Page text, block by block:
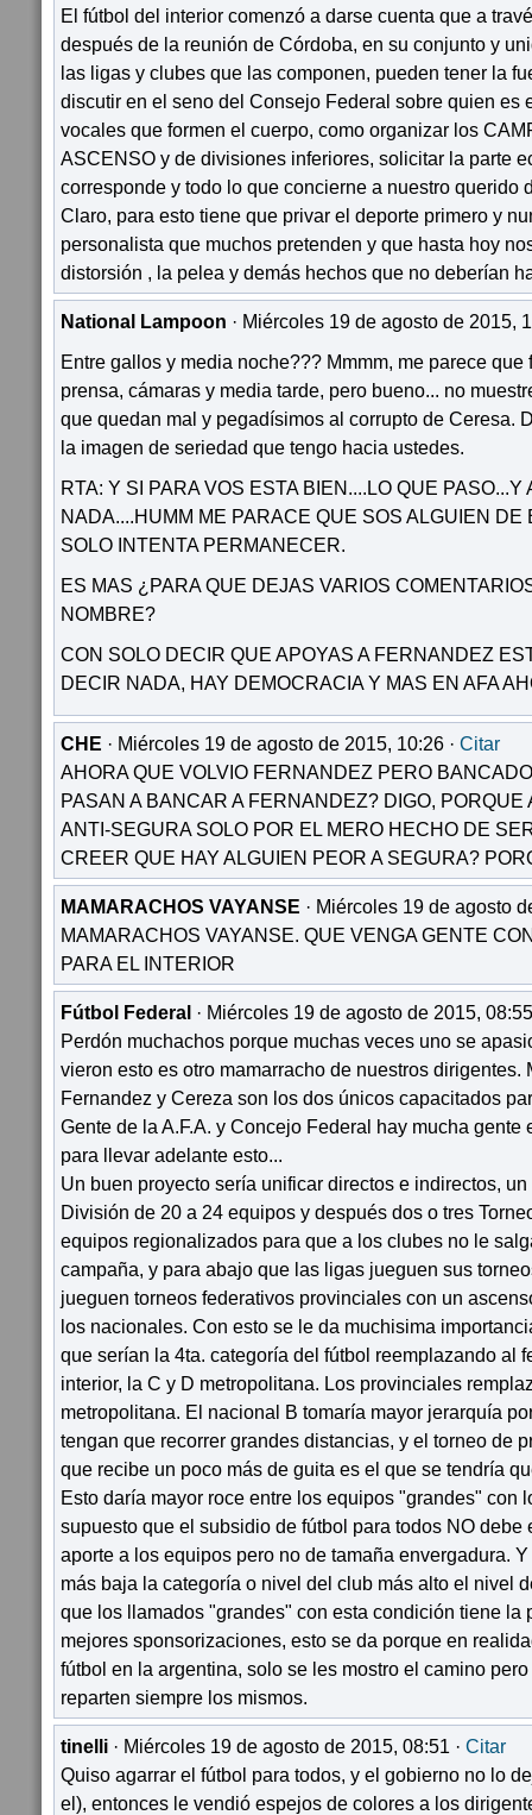
El fútbol del interior comenzó a darse cuenta que a
después de la reunión de Córdoba, en su conjunto y
las ligas y clubes que las componen, pueden tener la
discutir en el seno del Consejo Federal sobre quien es
vocales que formen el cuerpo, como organizar los
ASCENSO y de divisiones inferiores, solicitar la parte
corresponde y todo lo que concierne a nuestro querido
Claro, para esto tiene que privar el deporte primero y
personalista que muchos pretenden y que hasta hoy
distorsión , la pelea y demás hechos que no deberían
National Lampoon · Miércoles 19 de agosto de 2015,
Entre gallos y media noche??? Mmmm, me parece que
prensa, cámaras y media tarde, pero bueno... no
que quedan mal y pegadísimos al corrupto de Ceresa.
la imagen de seriedad que tengo hacia ustedes.
RTA: Y SI PARA VOS ESTA BIEN....LO QUE PASO...Y
NADA....HUMM ME PARACE QUE SOS ALGUIEN
SOLO INTENTA PERMANECER.
ES MAS ¿PARA QUE DEJAS VARIOS
NOMBRE?
CON SOLO DECIR QUE APOYAS A FERNANDEZ
DECIR NADA, HAY DEMOCRACIA Y MAS EN AFA
CHE · Miércoles 19 de agosto de 2015, 10:26 · Citar
AHORA QUE VOLVIO FERNANDEZ PERO
PASAN A BANCAR A FERNANDEZ? DIGO, PORQUE
ANTI-SEGURA SOLO POR EL MERO HECHO DE
CREER QUE HAY ALGUIEN PEOR A SEGURA?
MAMARACHOS VAYANSE · Miércoles 19 de agosto
MAMARACHOS VAYANSE. QUE VENGA GENTE
PARA EL INTERIOR
Fútbol Federal · Miércoles 19 de agosto de 2015,
Perdón muchachos porque muchas veces uno se
vieron esto es otro mamarracho de nuestros dirigentes.
Fernandez y Cereza son los dos únicos capacitados
Gente de la A.F.A. y Concejo Federal hay mucha gente
para llevar adelante esto...
Un buen proyecto sería unificar directos e indirectos,
División de 20 a 24 equipos y después dos o tres
equipos regionalizados para que a los clubes no le
campaña, y para abajo que las ligas jueguen sus
jueguen torneos federativos provinciales con un
los nacionales. Con esto se le da muchisima
que serían la 4ta. categoría del fútbol reemplazando al
interior, la C y D metropolitana. Los provinciales
metropolitana. El nacional B tomaría mayor jerarquía
tengan que recorrer grandes distancias, y el torneo de
que recibe un poco más de guita es el que se tendría
Esto daría mayor roce entre los equipos "grandes" con
supuesto que el subsidio de fútbol para todos NO debe
aporte a los equipos pero no de tamaña envergadura.
más baja la categoría o nivel del club más alto el nivel
que los llamados "grandes" con esta condición tiene la
mejores sponsorizaciones, esto se da porque en
fútbol en la argentina, solo se les mostro el camino
reparten siempre los mismos.
tinelli · Miércoles 19 de agosto de 2015, 08:51 · Citar
Quiso agarrar el fútbol para todos, y el gobierno no lo
el), entonces le vendió espejos de colores a los